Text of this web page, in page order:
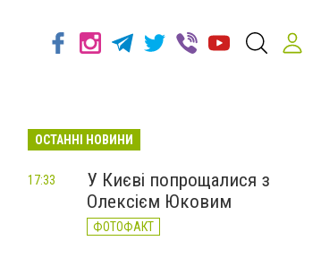
ОСТАННІ НОВИНИ
У Києві попрощалися з
Олексієм Юковим
ФОТОФАКТ
17:33